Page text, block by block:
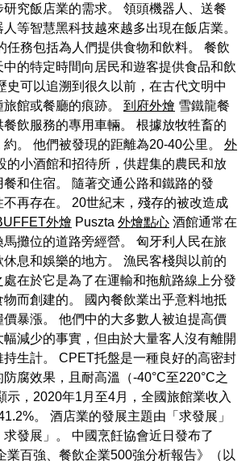
究飯店業的需求。 領頭機器人、送餐
等智慧黑科技越來越多出現在飯店業。
任務包括為人們提供食物和飲料。 餐飲
的特定時間向居民和遊客提供食品和飲
史可以追溯到很久以前，在古代文明中
館或餐廳的痕跡。 到府外燴 雪鐵龍餐
飲服務的專用車輛。 根據放牧牲畜的
。 他們被發現的距離為20-40公里。 外
的小酒館和招待所，供趕集的農民和放
和住宿。 隨著交通公路和鐵路的發
不再存在。 20世紀末，殘存的被改造成
外燴 Puszta 外燴點心 酒館通常在
攤位的道路旁經營。 匈牙利人民在旅
息和娛樂的地方。 漁民客棧與以前的
在於它是為了在運輸和拖航路線上分發
物而創建的。 國內餐飲業出乎意料地抵
暴漲。 他們中的大多數人被迫提高價
減少的事實，但由於大量客人沒有離開
生計。 CPET托盤是一種良好的高密封
腐效果，且耐高溫（-40°C至220°C之
示，2020年1月至4月，全國旅館業收入
。 酒店業的發展主題由「求發展」
發展」。 中國烹飪協會近日發布了
業百強、餐飲企業500強分析報告》（以